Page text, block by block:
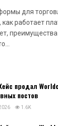
для
работает
продал
постов
1.6K